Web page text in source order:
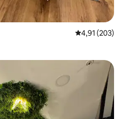
Évaluation
4,91 (203)